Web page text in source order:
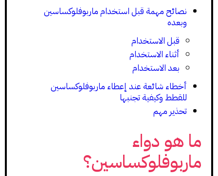
نصائح مهمة قبل استخدام ماربوفلوكساسين
وبعده
قبل الاستخدام
أثناء الاستخدام
بعد الاستخدام
أخطاء شائعة عند إعطاء ماربوفلوكساسين
للقطط وكيفية تجنبها
تحذير مهم
ما هو دواء
ماربوفلوكساسين؟